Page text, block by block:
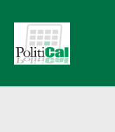
AK